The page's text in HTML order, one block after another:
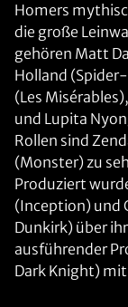
Homers
die große
gehören Matt
Holland
(Les
und Lupita
Rollen sind
(Monster) zu
Produziert
(Inception) und
Dunkirk) über
ausführender
Dark Knight)